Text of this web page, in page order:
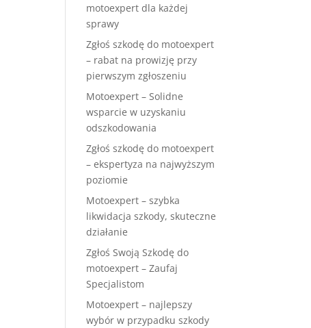
motoexpert dla każdej
sprawy
Zgłoś szkodę do motoexpert
– rabat na prowizję przy
pierwszym zgłoszeniu
Motoexpert – Solidne
wsparcie w uzyskaniu
odszkodowania
Zgłoś szkodę do motoexpert
– ekspertyza na najwyższym
poziomie
Motoexpert – szybka
likwidacja szkody, skuteczne
działanie
Zgłoś Swoją Szkodę do
motoexpert – Zaufaj
Specjalistom
Motoexpert – najlepszy
wybór w przypadku szkody